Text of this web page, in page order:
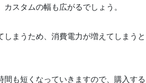
スタムの幅も広がるでしょう。
まうため、消費電力が増えてしまうと
も短くなっていきますので、購入する